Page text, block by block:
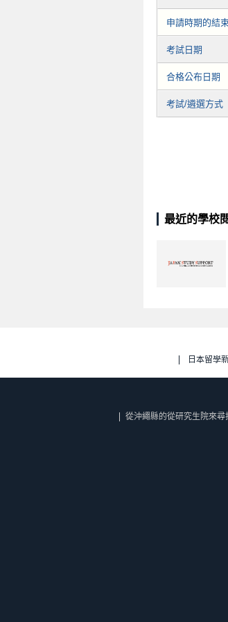
申請時期的結
考試日期
合格公布日期
考試/遴選方式
最近的學校
日本留學
從沖繩縣的從研究生院來尋